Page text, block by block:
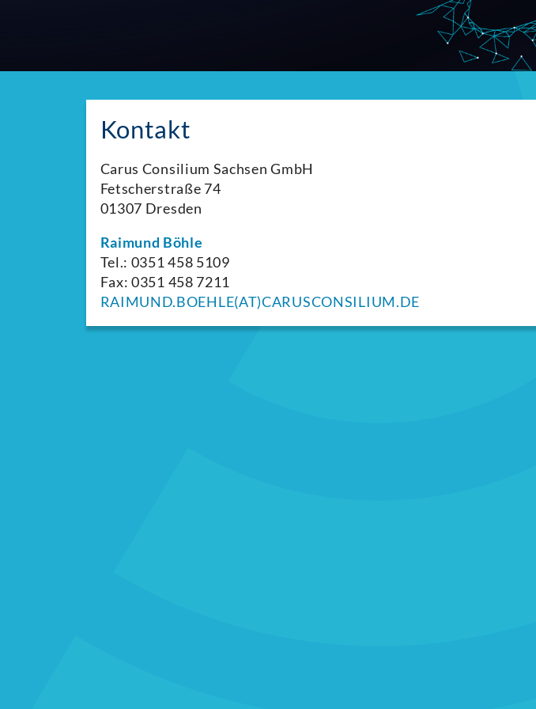
Kontakt
Carus Consilium Sachsen GmbH
Fetscherstraße 74
01307 Dresden
Raimund Böhle
Tel.: 0351 458 5109
Fax: 0351 458 7211
RAIMUND.BOEHLE(AT)CARUSCONSILIUM.DE